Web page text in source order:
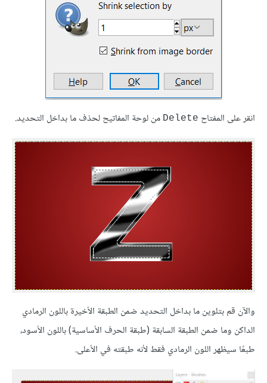
انقر على المفتاح Delete من لوحة المفاتيح لحذف ما بداخل التحديد.
والآن قم بتلوين ما بداخل التحديد ضمن الطبقة الأخيرة باللون الرمادي
الداكن وما ضمن الطبقة السابقة (طبقة الحرف الأساسية) باللون الأسود،
طبعًا سيظهر اللون الرمادي فقط لأنه طبقته في الأعلى.